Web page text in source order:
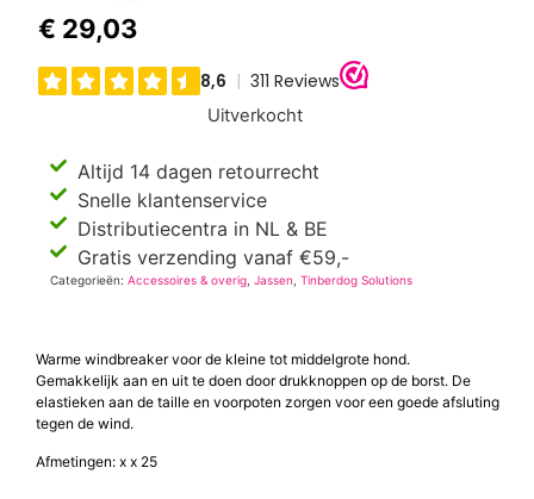
€ 29,03
Uitverkocht
Altijd 14 dagen retourrecht
Snelle klantenservice
Distributiecentra in NL & BE
Gratis verzending vanaf €59,-
Categorieën:Accessoires & overig ,Jassen ,Tinberdog Solutions
Warme windbreaker voor de kleine tot middelgrote hond.
Gemakkelijk aan en uit te doen door drukknoppen op de borst. De
elastieken aan de taille en voorpoten zorgen voor een goede afsluting
tegen de wind.
Afmetingen: x x 25